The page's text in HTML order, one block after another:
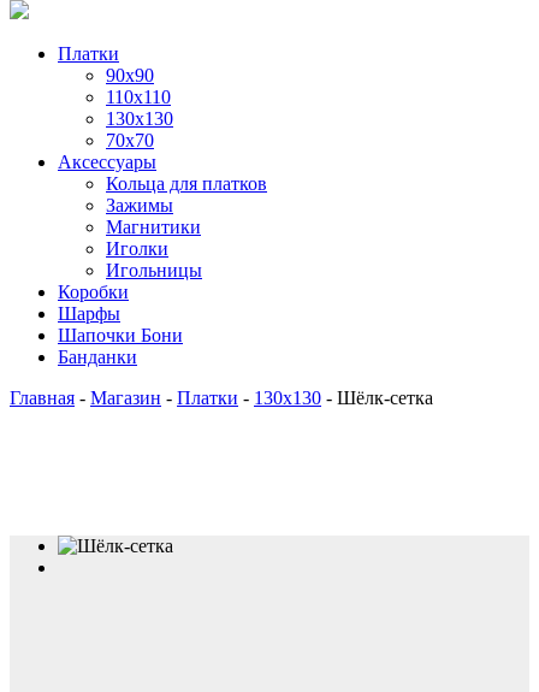
Платки
90x90
110x110
130x130
70х70
Аксессуары
Кольца для платков
Зажимы
Магнитики
Иголки
Игольницы
Коробки
Шарфы
Шапочки Бони
Банданки
Главная - Магазин - Платки - 130x130 - Шёлк-сетка